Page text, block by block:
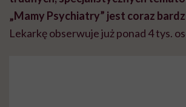
„Mamy Psychiatry” jest coraz
Lekarkę obserwuje już ponad 4 tys.